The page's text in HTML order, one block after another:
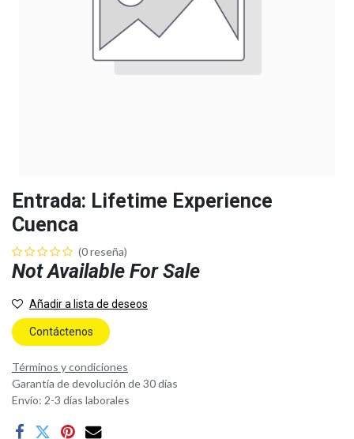
Entrada: Lifetime Experience
Cuenca
(0 reseña)
Not Available For Sale
Añadir a lista de deseos
Contáctenos
Términos y condiciones
Garantía de devolución de 30 días
Envío: 2-3 días laborales